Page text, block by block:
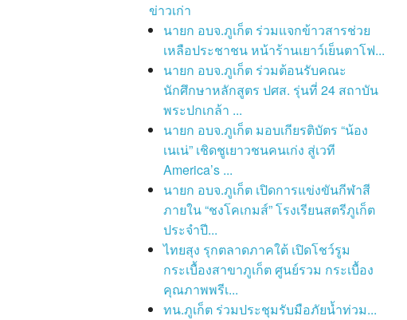
ข่าวเก่า
นายก อบจ.ภูเก็ต ร่วมแจกข้าวสารช่วย
เหลือประชาชน หน้าร้านเยาว์เย็นตาโฟ...
นายก อบจ.ภูเก็ต ร่วมต้อนรับคณะ
นักศึกษาหลักสูตร ปศส. รุ่นที่ 24 สถาบัน
พระปกเกล้า ...
นายก อบจ.ภูเก็ต มอบเกียรติบัตร “น้อง
เนเน่” เชิดชูเยาวชนคนเก่ง สู่เวที
America’s ...
นายก อบจ.ภูเก็ต เปิดการแข่งขันกีฬาสี
ภายใน “ชงโคเกมส์” โรงเรียนสตรีภูเก็ต
ประจำปี...
ไทยสุง รุกตลาดภาคใต้ เปิดโชว์รูม
กระเบื้องสาขาภูเก็ต ศูนย์รวม กระเบื้อง
คุณภาพพรีเ...
ทน.ภูเก็ต ร่วมประชุมรับมือภัยน้ำท่วม...